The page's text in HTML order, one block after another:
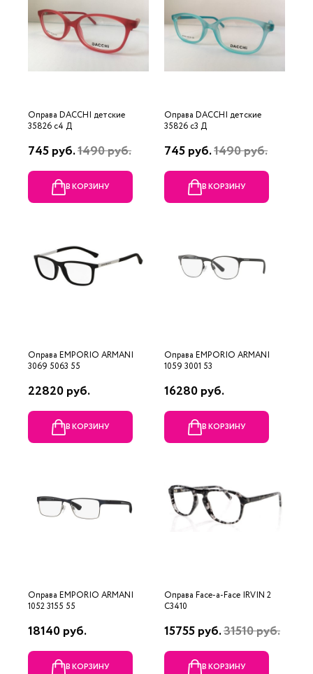
Оправа DACCHI детские
35826 c4 Д
745 руб.1490 руб.
В КОРЗИНУ
Оправа DACCHI детские
35826 c3 Д
745 руб.1490 руб.
В КОРЗИНУ
Оправа EMPORIO ARMANI
3069 5063 55
22820 руб.
В КОРЗИНУ
Оправа EMPORIO ARMANI
1059 3001 53
16280 руб.
В КОРЗИНУ
Оправа EMPORIO ARMANI
1052 3155 55
18140 руб.
В КОРЗИНУ
Оправа Face-a-Face IRVIN 2
C3410
15755 руб.31510 руб.
В КОРЗИНУ